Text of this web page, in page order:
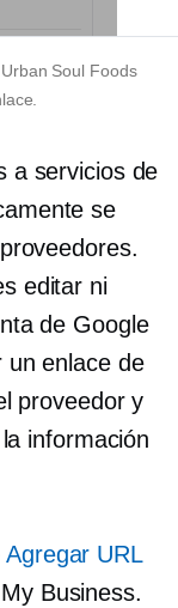
Soul Foods
a servicios de
se
proveedores.
editar ni
de Google
un enlace de
proveedor y
información
Agregar URL
Business.